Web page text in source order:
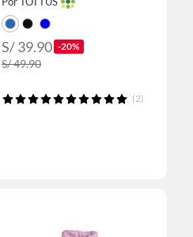
S/ 39.90 -20%
S/ 49.90
(2)